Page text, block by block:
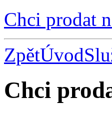
Chci prodat
ZpětÚvod
Chci